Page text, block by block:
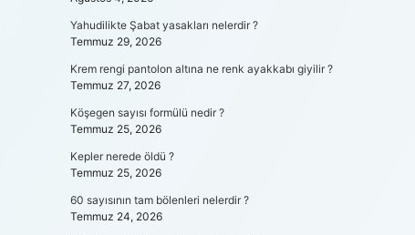
Yahudilikte Şabat yasakları nelerdir ?
Temmuz 29, 2026
Krem rengi pantolon altına ne renk ayakkabı giyilir ?
Temmuz 27, 2026
Köşegen sayısı formülü nedir ?
Temmuz 25, 2026
Kepler nerede öldü ?
Temmuz 25, 2026
60 sayısının tam bölenleri nelerdir ?
Temmuz 24, 2026